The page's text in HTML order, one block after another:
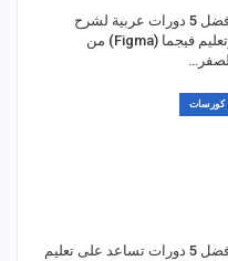
أفضل 5 دورات عربية لشرح
وتعليم فيجما (Figma) من
الصفر…
كورسات
أفضل 5 دورات تساعد على تعليم